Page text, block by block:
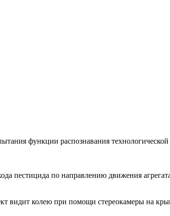
функции распознавания технологической
пестицида по направлению движения
видит колею при помощи стереокамеры на